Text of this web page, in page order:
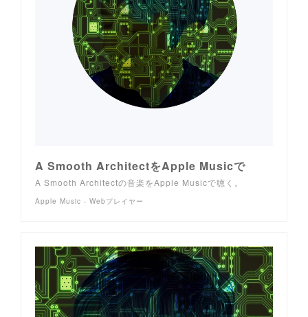
A Smooth ArchitectをApple Musicで
A Smooth Architectの音楽をApple Musicで聴く。
Apple Music - Webプレイヤー